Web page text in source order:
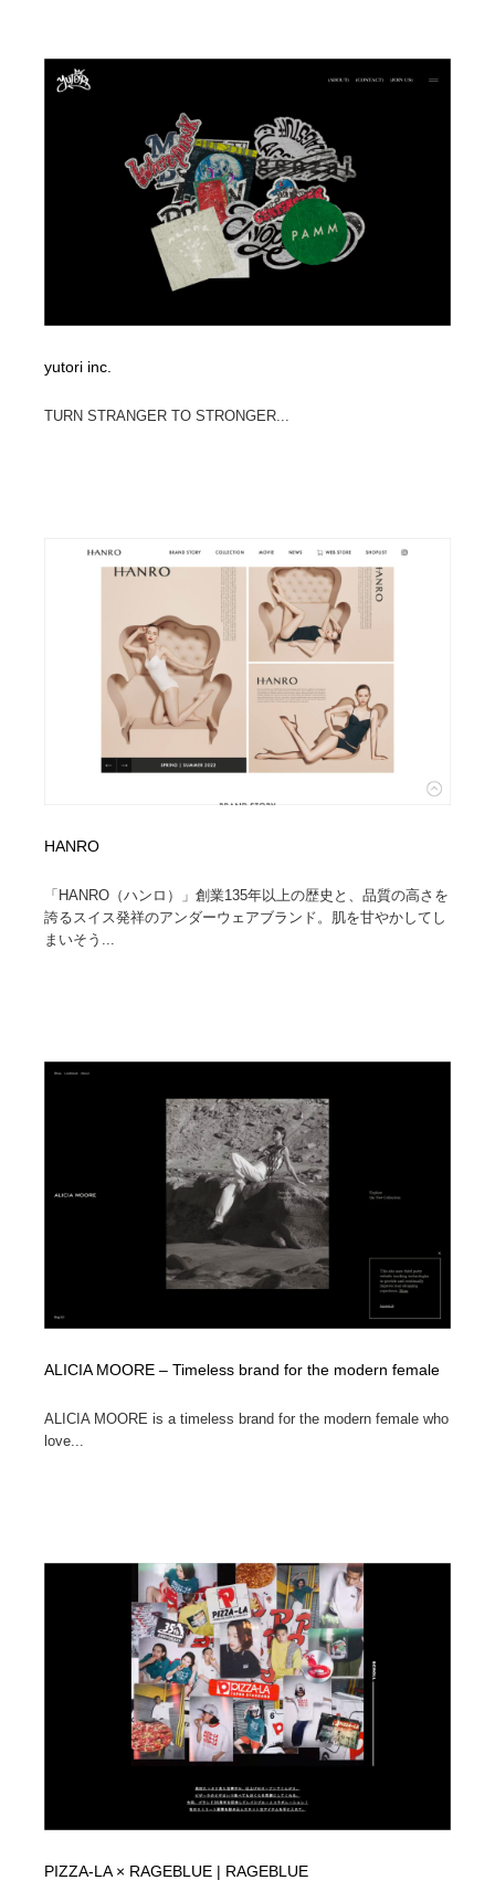
yutori inc.
TURN STRANGER TO STRONGER...
HANRO
「HANRO（ハンロ）」創業135年以上の歴史と、品質の高さを
誇るスイス発祥のアンダーウェアブランド。肌を甘やかしてし
まいそう...
ALICIA MOORE – Timeless brand for the modern female
ALICIA MOORE is a timeless brand for the modern female who
love...
PIZZA-LA × RAGEBLUE | RAGEBLUE